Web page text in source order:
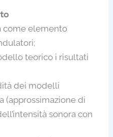
come elemento
teorico i risultati
dei modelli
(approssimazione di
sonora con